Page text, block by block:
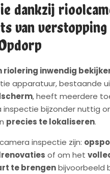
dankzij
van
riolering inwendig
apparatuur, bestaande
, heeft meerdere
inspectie bijzonder nuttig
precies te lokaliseren.
inspectie zijn:
of om het
te brengenbijvoorbeeld